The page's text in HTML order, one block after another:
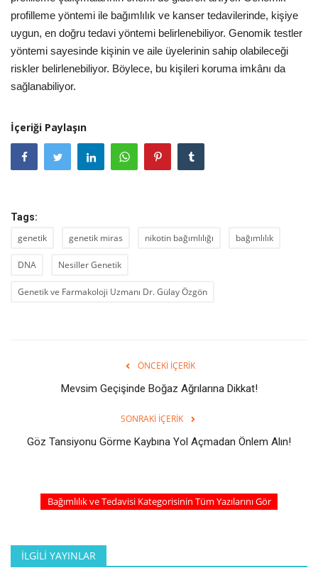
profilleme yöntemi ile bağımlılık ve kanser tedavilerinde, kişiye
uygun, en doğru tedavi yöntemi belirlenebiliyor. Genomik testler
yöntemi sayesinde kişinin ve aile üyelerinin sahip olabileceği
riskler belirlenebiliyor. Böylece, bu kişileri koruma imkânı da
sağlanabiliyor.
İçeriği Paylaşın
Tags:
genetik genetik miras nikotin bağımlılığı bağımlılık
DNA Nesiller Genetik
Genetik ve Farmakoloji Uzmanı Dr. Gülay Özgön
ÖNCEKI İÇERIK
Mevsim Geçişinde Boğaz Ağrılarına Dikkat!
SONRAKI İÇERIK
Göz Tansiyonu Görme Kaybına Yol Açmadan Önlem Alın!
Bağımlılık ve Tedavisi Kategorisinin Tüm Yazılarını Gör
İLGILI YAYINLAR